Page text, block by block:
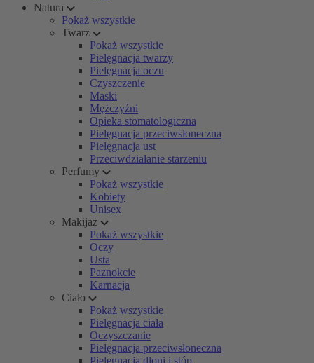
Natura
Pokaż wszystkie
Twarz
Pokaż wszystkie
Pielęgnacja twarzy
Pielęgnacja oczu
Czyszczenie
Maski
Mężczyźni
Opieka stomatologiczna
Pielęgnacja przeciwsłoneczna
Pielęgnacja ust
Przeciwdziałanie starzeniu
Perfumy
Pokaż wszystkie
Kobiety
Unisex
Makijaż
Pokaż wszystkie
Oczy
Usta
Paznokcie
Karnacja
Ciało
Pokaż wszystkie
Pielęgnacja ciała
Oczyszczanie
Pielęgnacja przeciwsłoneczna
Pielęgnacja dłoni i stóp